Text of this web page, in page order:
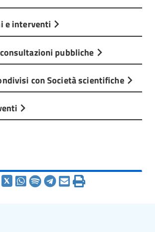
e interventi
pubbliche
con Società scientifiche